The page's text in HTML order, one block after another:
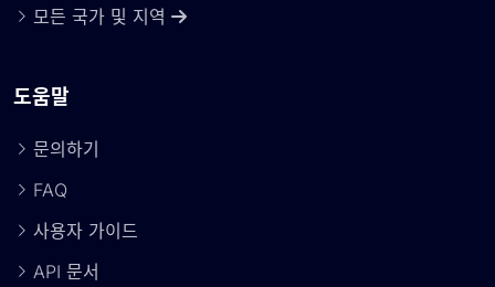
모든 국가 및 지역
도움말
문의하기
FAQ
사용자 가이드
API 문서